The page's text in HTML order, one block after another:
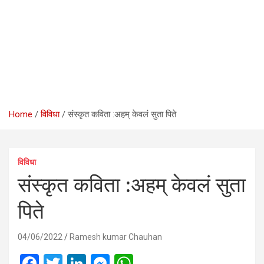
Home विविधा संस्‍कृत कविता :अहम् केवलं सुता पिते
विविधा
संस्‍कृत कविता :अहम् केवलं सुता
पिते
04/06/2022 Ramesh kumar Chauhan